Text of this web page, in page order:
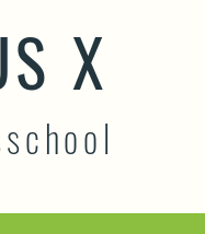
X